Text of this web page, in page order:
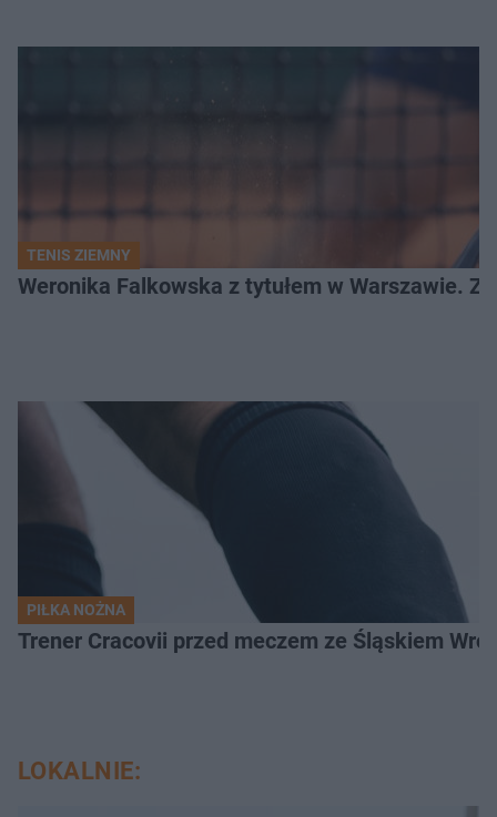
TENIS ZIEMNY
Weronika Falkowska z tytułem w Warszawie.
PIŁKA NOŻNA
Trener Cracovii przed meczem ze Śląskiem
LOKALNIE: